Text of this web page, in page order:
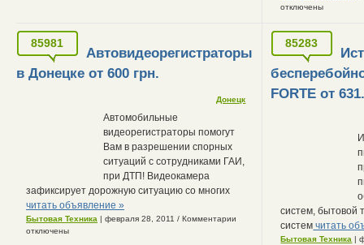
отключены
85981
Автовидеорегистраторы
в Донецке от 600 грн.
Донецк
Автомобильные
видеорегистраторы помогут
Вам в разрешении спорных
ситуаций с сотрудниками ГАИ,
при ДТП! Видеокамера
зафиксирует дорожную ситуацию со многих
читать объявление »
Бытовая Техника | февраля 28, 2011 / Комментарии
отключены
85283
FORTE от
систем, бытовой
систем читать
Бытовая Техника |